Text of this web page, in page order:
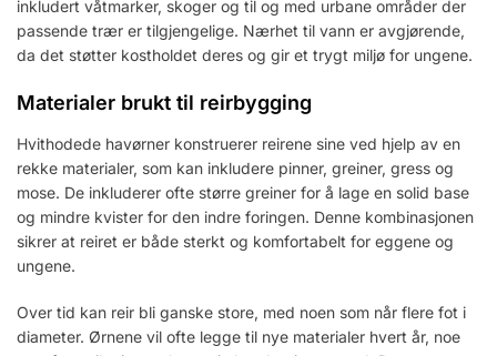
inkludert våtmarker, skoger og til og med urbane områder der
passende trær er tilgjengelige. Nærhet til vann er avgjørende,
da det støtter kostholdet deres og gir et trygt miljø for ungene.
Materialer brukt til reirbygging
Hvithodede havørner konstruerer reirene sine ved hjelp av en
rekke materialer, som kan inkludere pinner, greiner, gress og
mose. De inkluderer ofte større greiner for å lage en solid base
og mindre kvister for den indre foringen. Denne kombinasjonen
sikrer at reiret er både sterkt og komfortabelt for eggene og
ungene.
Over tid kan reir bli ganske store, med noen som når flere fot i
diameter. Ørnene vil ofte legge til nye materialer hvert år, noe